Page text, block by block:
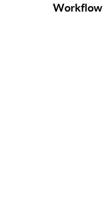
Workflow